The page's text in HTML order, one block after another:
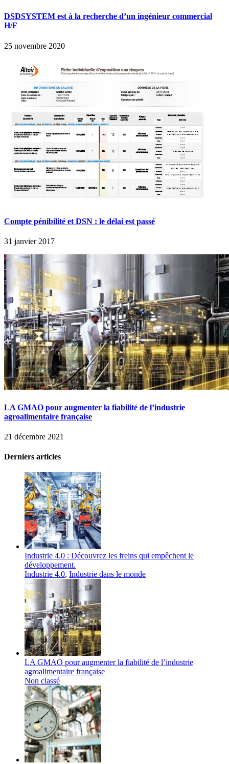
DSDSYSTEM est à la recherche d’un ingénieur commercial
H/F
25 novembre 2020
Compte pénibilité et DSN : le délai est passé
31 janvier 2017
LA GMAO pour augmenter la fiabilité de l’industrie
agroalimentaire française
21 décembre 2021
Derniers articles
Industrie 4.0 : Découvrez les freins qui empêchent le
développement.
Industrie 4.0, Industrie dans le monde
LA GMAO pour augmenter la fiabilité de l’industrie
agroalimentaire française
Non classé